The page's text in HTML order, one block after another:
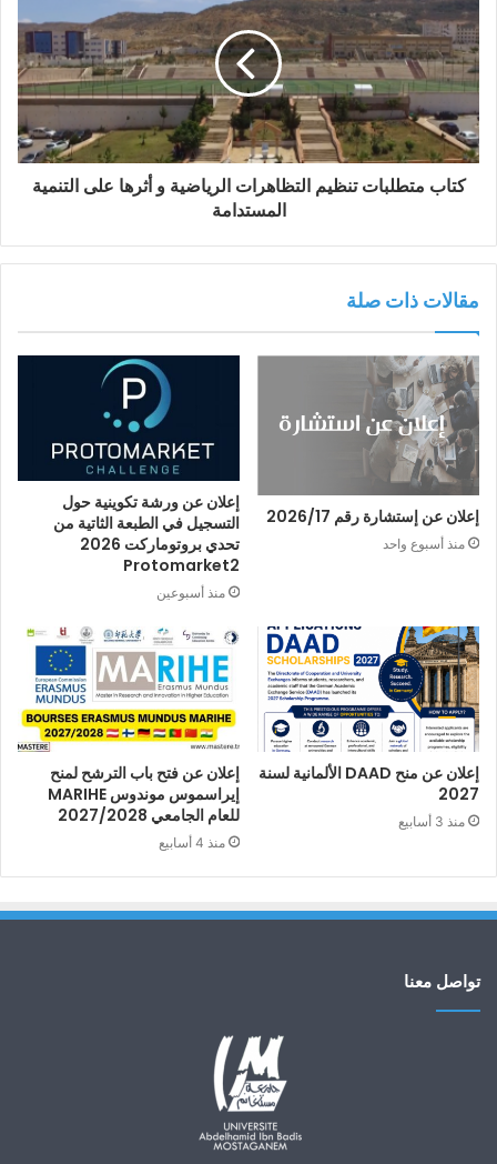
كتاب متطلبات تنظيم التظاهرات الرياضية و أثرها على التنمية
المستدامة
مقالات ذات صلة
إعلان عن إستشارة رقم 2026/17
منذ أسبوع واحد
إعلان عن ورشة تكوينية حول
التسجيل في الطبعة الثاتية من
تحدي بروتوماركت 2026
Protomarket2
منذ أسبوعين
إعلان عن منح DAAD الألمانية لسنة
2027
منذ 3 أسابيع
إعلان عن فتح باب الترشح لمنح
إيراسموس موندوس MARIHE
للعام الجامعي 2027/2028
منذ 4 أسابيع
تواصل معنا